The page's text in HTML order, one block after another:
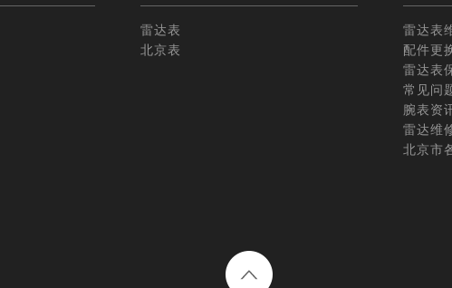
雷达表
北京表
雷达表
配件更
雷达表
常见问
腕表资
雷达维
北京市